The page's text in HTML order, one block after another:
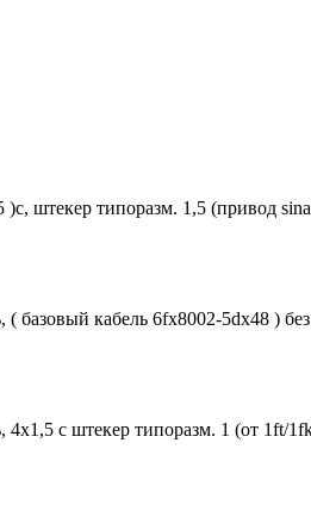
штекер типоразм. 1,5 (привод
базовый кабель 6fx8002-5dx48 )
c штекер типоразм. 1 (от 1ft/